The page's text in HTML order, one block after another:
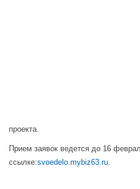
проекта.
Прием заявок ведется до 16
ссылке:svoedelo.mybiz63.ru.